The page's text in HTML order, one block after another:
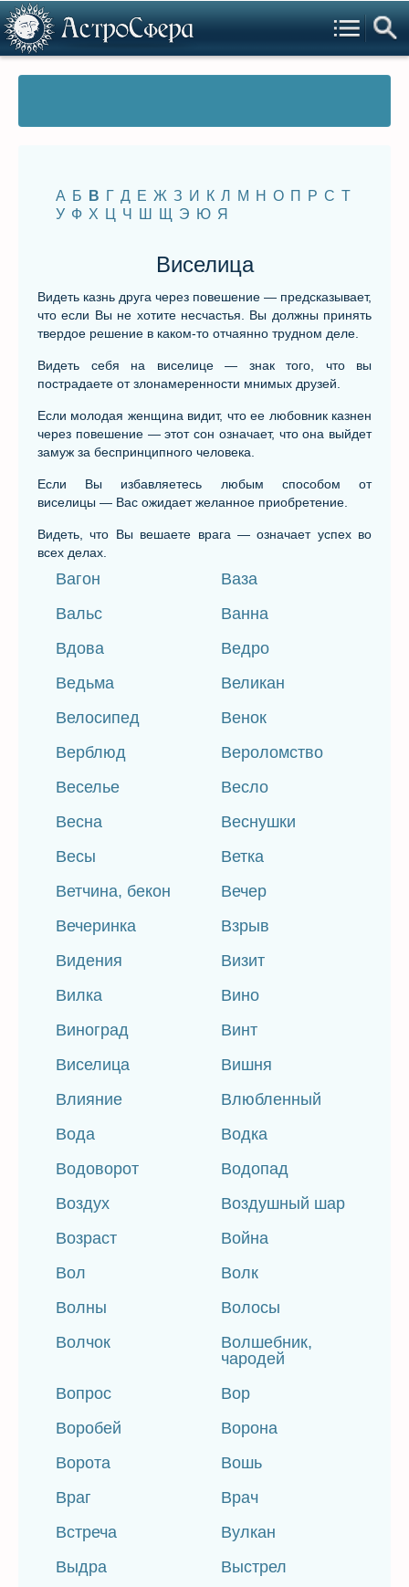
А Б В Г Д Е Ж З И К Л М Н О П Р С Т
У Ф Х Ц Ч Ш Щ Э Ю Я
Виселица
Видеть казнь друга через повешение — предсказывает,
что если Вы не хотите несчастья. Вы должны принять
твердое решение в каком-то отчаянно трудном деле.
Видеть себя на виселице — знак того, что вы
пострадаете от злонамеренности мнимых друзей.
Если молодая женщина видит, что ее любовник казнен
через повешение — этот сон означает, что она выйдет
замуж за беспринципного человека.
Если Вы избавляетесь любым способом от
виселицы — Вас ожидает желанное приобретение.
Видеть, что Вы вешаете врага — означает успех во
всех делах.
Вагон
Ваза
Вальс
Ванна
Вдова
Ведро
Ведьма
Великан
Велосипед
Венок
Верблюд
Вероломство
Веселье
Весло
Весна
Веснушки
Весы
Ветка
Ветчина, бекон
Вечер
Вечеринка
Взрыв
Видения
Визит
Вилка
Вино
Виноград
Винт
Виселица
Вишня
Влияние
Влюбленный
Вода
Водка
Водоворот
Водопад
Воздух
Воздушный шар
Возраст
Война
Вол
Волк
Волны
Волосы
Волчок
Волшебник,
чародей
Вопрос
Вор
Воробей
Ворона
Ворота
Вошь
Враг
Врач
Встреча
Вулкан
Выдра
Выстрел